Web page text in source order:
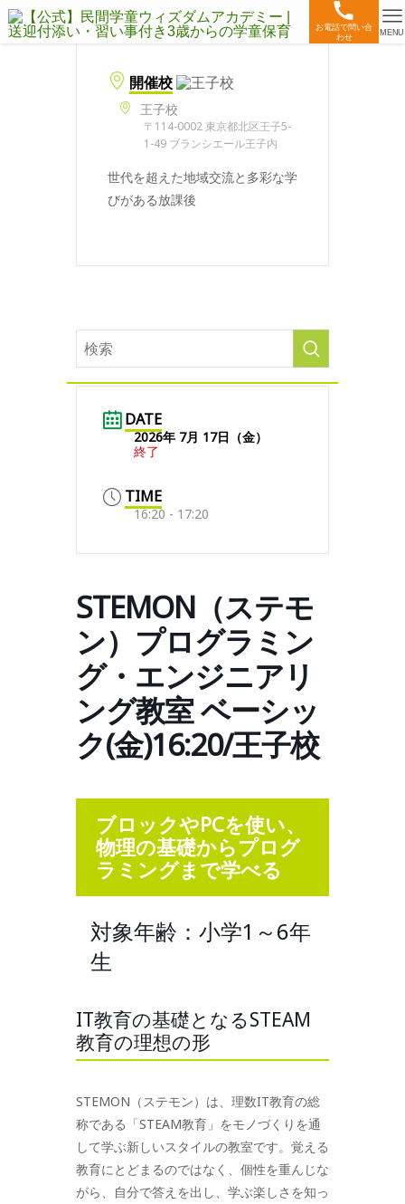
お電話で問い合
わせ
MENU
開催校
王子校
〒114-0002 東京都北区王子5-
1-49 ブランシエール王子内
世代を超えた地域交流と多彩な学
びがある放課後
DATE
2026年 7月 17日（金）
終了
TIME
16:20 - 17:20
STEMON（ステモ
ン）プログラミン
グ・エンジニアリ
ング教室 ベーシッ
ク(金)16:20/王子校
ブロックやPCを使い、
物理の基礎からプログ
ラミングまで学べる
対象年齢：小学1～6年
生
IT教育の基礎となるSTEAM
教育の理想の形
STEMON（ステモン）は、理数IT教育の総
称である「STEAM教育」をモノづくりを通
して学ぶ新しいスタイルの教室です。覚える
教育にとどまるのではなく、個性を重んじな
がら、自分で答えを出し、学ぶ楽しさを知っ